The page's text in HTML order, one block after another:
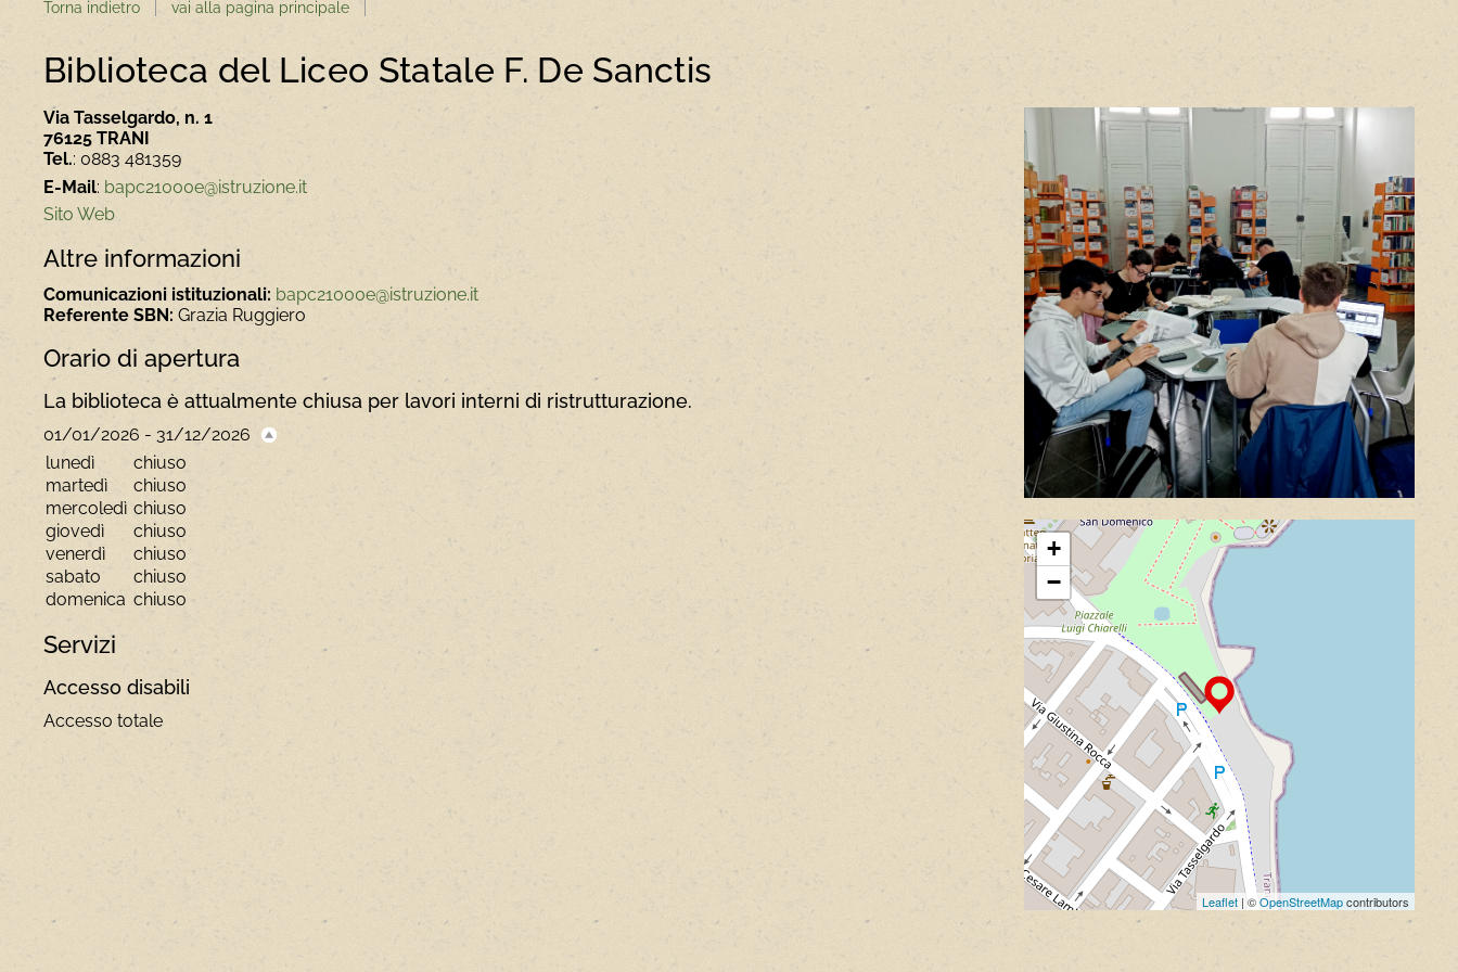
Torna indietro vai alla pagina principale
Biblioteca del Liceo Statale F. De Sanctis
+
−
Leaflet | ©OpenStreetMapcontributors
Via Tasselgardo, n. 1
76125 TRANI
Tel.: 0883 481359
E-Mail: bapc21000e@istruzione.it
Sito Web
Altre informazioni
Comunicazioni istituzionali: bapc21000e@istruzione.it
Referente SBN: Grazia Ruggiero
Orario di apertura
La biblioteca è attualmente chiusa per lavori interni di ristrutturazione.
01/01/2026 - 31/12/2026
lunedì
chiuso
martedì
chiuso
mercoledì chiuso
giovedì
chiuso
venerdì
chiuso
sabato
chiuso
domenica chiuso
Servizi
Accesso disabili
Accesso totale